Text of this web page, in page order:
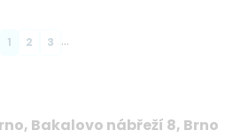
Page
1 Page
2 Page
3 …
Bakalovo nábřeží 8, Brno